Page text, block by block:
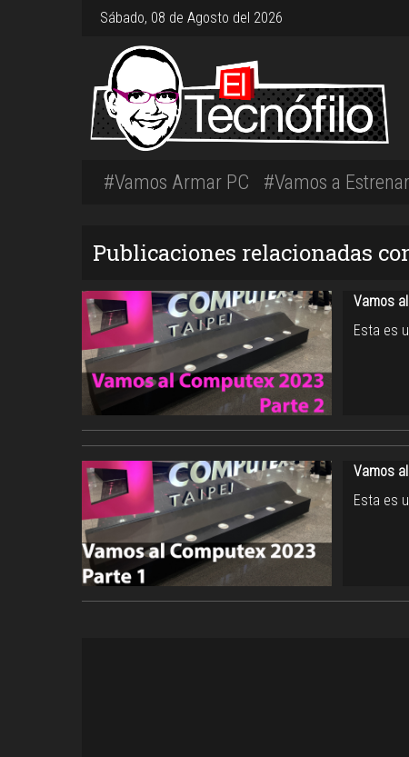
Sábado, 08 de Agosto del 2026
#Vamos Armar PC #Vamos a Estrenar
Publicaciones relacionadas
Vamos
Esta es
Vamos
Esta es